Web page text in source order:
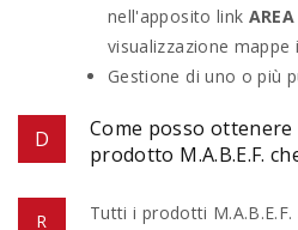
nell'apposito link
visualizzazione
Gestione di uno o più
Come posso ottenere
prodotto M.A.B.E.F.
Tutti i prodotti